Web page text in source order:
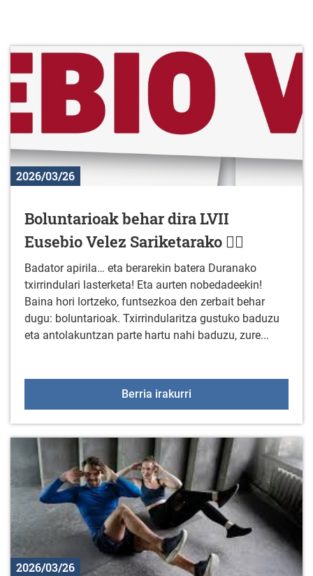
2026/03/26
Boluntarioak behar dira LVII
Eusebio Velez Sariketarako 🚴‍♂️
Badator apirila… eta berarekin batera Duranako
txirrindulari lasterketa! Eta aurten nobedadeekin!
Baina hori lortzeko, funtsezkoa den zerbait behar
dugu: boluntarioak. Txirrindularitza gustuko baduzu
eta antolakuntzan parte hartu nahi baduzu, zure...
Berria irakurri
2026/03/26